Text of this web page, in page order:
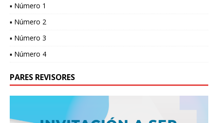
▪ Número 1
▪ Número 2
▪ Número 3
▪ Número 4
PARES REVISORES